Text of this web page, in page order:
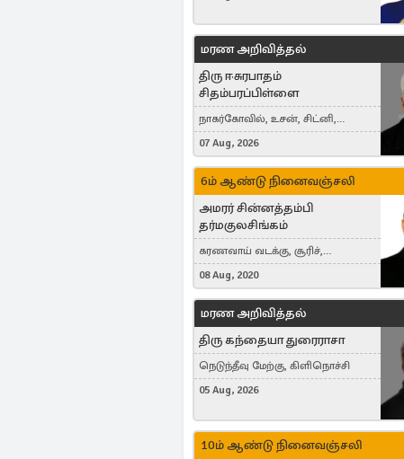
மரண அறிவித்தல்
திரு ஈசுரபாதம்
சிதம்பரப்பிள்ளை
நாகர்கோவில், உசன், சிட்னி,
Australia
07 Aug, 2026
6ம் ஆண்டு நினைவஞ்சலி
அமரர் சின்னத்தம்பி
தர்மகுலசிங்கம்
கரணவாய் வடக்கு, சூரிச்,
Switzerland
08 Aug, 2020
மரண அறிவித்தல்
திரு கந்தையா துரைராசா
நெடுந்தீவு மேற்கு, கிளிநொச்சி
05 Aug, 2026
10ம் ஆண்டு நினைவஞ்சலி